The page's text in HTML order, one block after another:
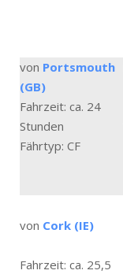
von Portsmouth
(GB)
Fahrzeit: ca. 24
Stunden
Fährtyp: CF
von Cork (IE)
Fahrzeit: ca. 25,5